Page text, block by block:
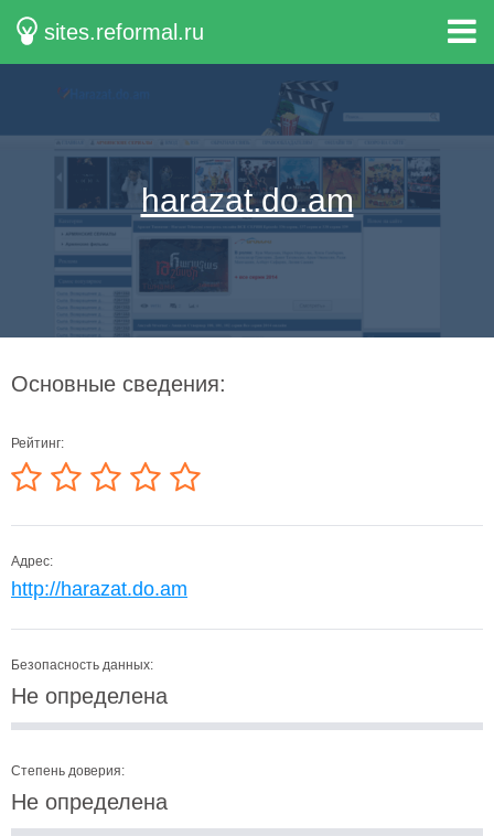
sites.reformal.ru
harazat.do.am
Основные сведения:
Рейтинг:
Адрес:
http://harazat.do.am
Безопасность данных:
Не определена
Степень доверия:
Не определена